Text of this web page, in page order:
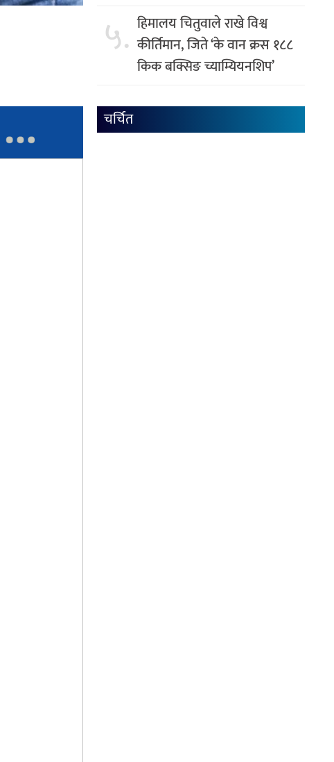
५. हिमालय चितुवाले राखे विश्व
कीर्तिमान, जिते ‘के वान क्रस १८८
किक बक्सिङ च्याम्यियनशिप’
चर्चित